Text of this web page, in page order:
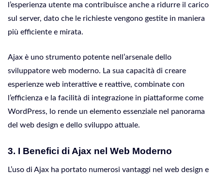
l’esperienza utente ma contribuisce anche a ridurre il carico
sul server, dato che le richieste vengono gestite in maniera
più efficiente e mirata.
Ajax è uno strumento potente nell’arsenale dello
sviluppatore web moderno. La sua capacità di creare
esperienze web interattive e reattive, combinate con
l’efficienza e la facilità di integrazione in piattaforme come
WordPress, lo rende un elemento essenziale nel panorama
del web design e dello sviluppo attuale.
3. I Benefici di Ajax nel Web Moderno
L’uso di Ajax ha portato numerosi vantaggi nel web design e